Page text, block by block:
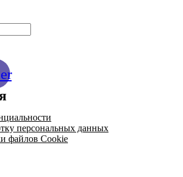
персональных данных
файлов Cookie